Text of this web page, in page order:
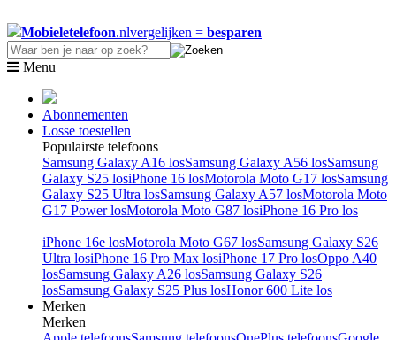
Mobieletelefoon.nlvergelijken = besparen
Menu
Abonnementen
Losse toestellen
Populairste telefoons
Samsung Galaxy A16 losSamsung Galaxy A56 losSamsung
Galaxy S25 losiPhone 16 losMotorola Moto G17 losSamsung
Galaxy S25 Ultra losSamsung Galaxy A57 losMotorola Moto
G17 Power losMotorola Moto G87 losiPhone 16 Pro los
iPhone 16e losMotorola Moto G67 losSamsung Galaxy S26
Ultra losiPhone 16 Pro Max losiPhone 17 Pro losOppo A40
losSamsung Galaxy A26 losSamsung Galaxy S26
losSamsung Galaxy S25 Plus losHonor 600 Lite los
Merken
Merken